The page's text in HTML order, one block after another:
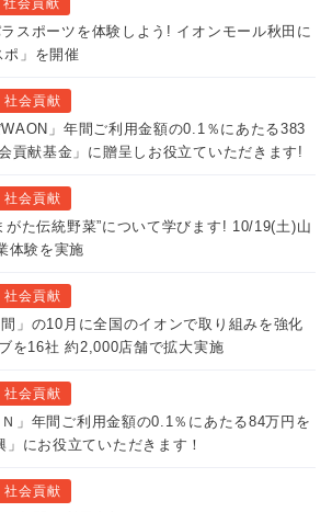
スポーツを体験しよう! イオンモール秋田に
」を開催
社会貢献
WAON」年間ご利用金額の0.1％にあたる383
貢献基金」に贈呈しお役立ていただきます!
社会貢献
がた伝統野菜”について学びます! 10/19(土)山
体験を実施
社会貢献
間」の10月に全国のイオンで取り組みを強化
を16社 約2,000店舗で拡大実施
社会貢献
Ｎ」年間ご利用金額の0.1％にあたる84万円を
」にお役立ていただきます！
社会貢献